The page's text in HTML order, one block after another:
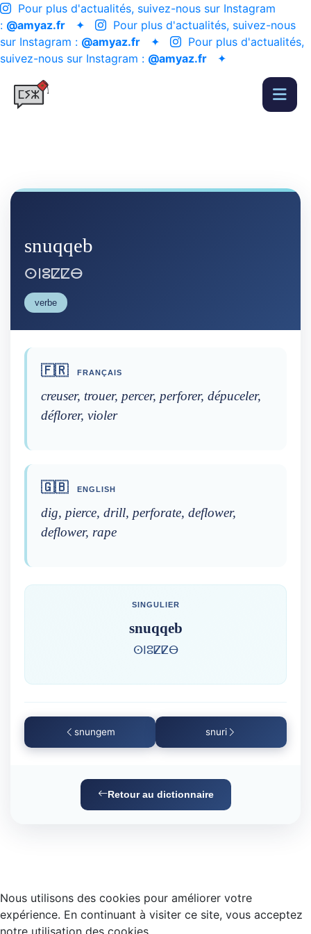
Pour plus d'actualités, suivez-nous sur Instagram
: @amyaz.fr ✦
Pour plus d'actualités, suivez-nous
sur Instagram : @amyaz.fr ✦
Pour plus d'actualités,
suivez-nous sur Instagram : @amyaz.fr ✦
snuqqeb
ⵙⵏⵓⵇⵇⴱ
verbe
🇫🇷 FRANÇAIS
creuser, trouer, percer, perforer, dépuceler,
déflorer, violer
🇬🇧 ENGLISH
dig, pierce, drill, perforate, deflower,
deflower, rape
SINGULIER
snuqqeb
ⵙⵏⵓⵇⵇⴱ
snungem snuri
Retour au dictionnaire
Nous utilisons des cookies pour améliorer votre
expérience. En continuant à visiter ce site, vous acceptez
notre utilisation des cookies.